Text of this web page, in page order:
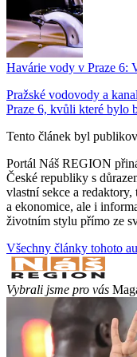
Havárie vody v Praze 6:
Pražské vodovody a
Praze 6, kvůli které bylo
Tento článek byl
Portál Náš REGION
České republiky s
vlastní sekce a
a ekonomice, ale i
životním stylu přímo ze
Všechny články tohoto
Vybrali jsme pro vás